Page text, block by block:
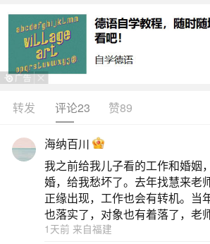
生活中像算命看八字是什么意
的问题，但是小问题不注意可能会
面就这个问题给大家做一些解读：
一、算命批八字是什么意思
算命批八字，就是根据一个人
转发 评论23 赞89
海纳百川
我之前给我儿子看的工作和婚姻
婚，给我愁坏了。去年找慧来老
正缘出现，工作也会有转机。当
也落实了，对象也有着落了，老
1天前 来自福建